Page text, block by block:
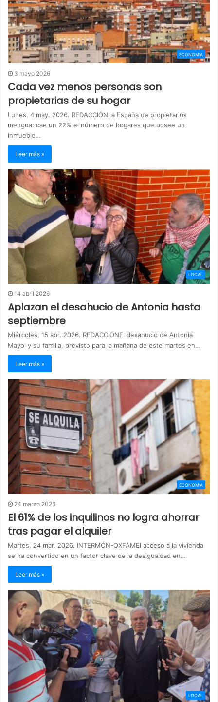
ECONOMIA
3 mayo 2026
Cada vez menos personas son
propietarias de su hogar
Lunes, 4 may. 2026. REDACCIÓNLa España de propietarios
mengua: cae un 22% el número de hogares que posee un
inmueble…
Leer más »
LOCAL
14 abril 2026
Aplazan el desahucio de Antonia hasta
septiembre
Miércoles, 15 abr. 2026. REDACCIÓNEl desahucio de Antonia
Mayol y su familia, previsto para la mañana de este martes en…
Leer más »
ECONOMIA
24 marzo 2026
El 61% de los inquilinos no logra ahorrar
tras pagar el alquiler
Martes, 24 mar. 2026. INTERMÓN-OXFAMEl acceso a la vivienda
se ha convertido en un factor clave de la desigualdad en…
Leer más »
LOCAL